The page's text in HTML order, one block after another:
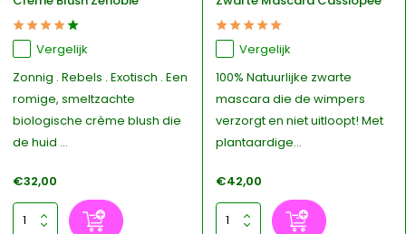
Vergelijk
Zonnig . Rebels . Exotisch . Een
romige, smeltzachte
biologische crème blush die
de huid ...
€32,00
Vergelijk
100% Natuurlijke zwarte
mascara die de wimpers
verzorgt en niet uitloopt! Met
plantaardige...
€42,00